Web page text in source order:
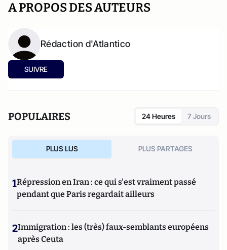
A PROPOS DES AUTEURS
Rédaction d'Atlantico
SUIVRE
POPULAIRES 24 Heures 7 Jours
PLUS LUS PLUS PARTAGES
1Répression en Iran : ce qui s'est vraiment passé
pendant que Paris regardait ailleurs
2Immigration : les (très) faux-semblants européens
après Ceuta